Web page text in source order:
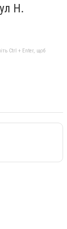
Н.
Ctrl + Enter, щоб